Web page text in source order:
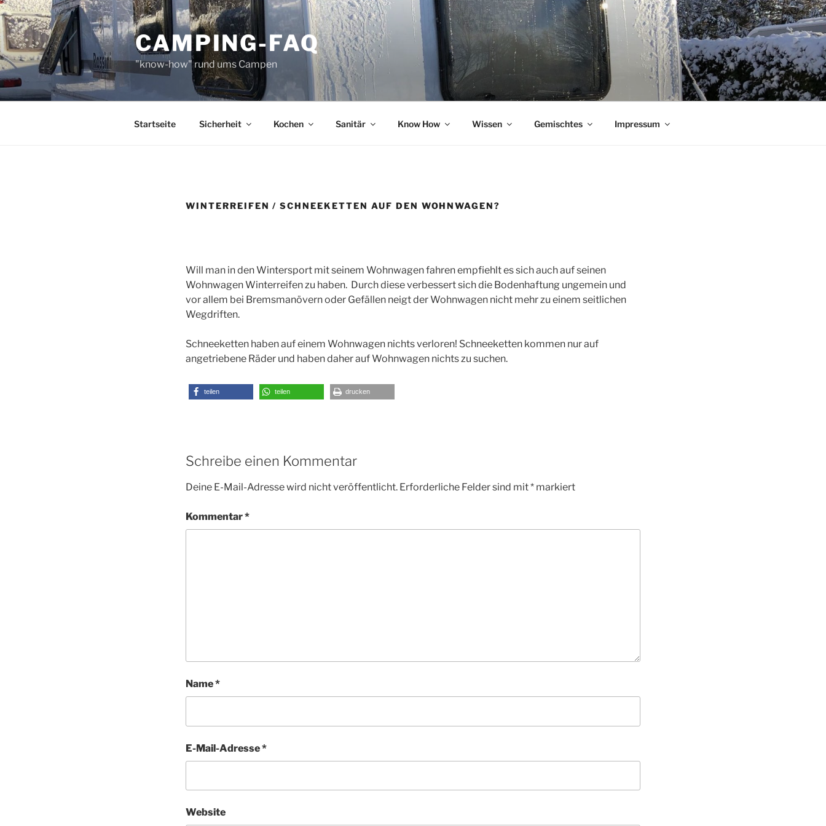
Zum
Inhalt
springen
CAMPING-FAQ
"know-how" rund ums Campen
Startseite Sicherheit Kochen Sanitär Know How Wissen Gemischtes Impressum
WINTERREIFEN / SCHNEEKETTEN AUF DEN WOHNWAGEN?
Will man in den Wintersport mit seinem Wohnwagen fahren empfiehlt es sich auch auf seinen
Wohnwagen Winterreifen zu haben. Durch diese verbessert sich die Bodenhaftung ungemein und
vor allem bei Bremsmanövern oder Gefällen neigt der Wohnwagen nicht mehr zu einem seitlichen
Wegdriften.
Schneeketten haben auf einem Wohnwagen nichts verloren! Schneeketten kommen nur auf
angetriebene Räder und haben daher auf Wohnwagen nichts zu suchen.
teilen teilen drucken
Schreibe einen Kommentar
Deine E-Mail-Adresse wird nicht veröffentlicht. Erforderliche Felder sind mit* markiert
Kommentar*
Name*
E-Mail-Adresse*
Website